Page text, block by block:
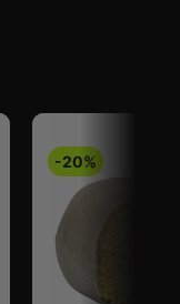
-20%